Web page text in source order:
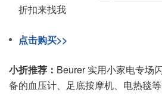
折扣来找我
点击购买>>
小折推荐： Beurer 实用小家电专场
备的血压计、足底按摩机、电热毯